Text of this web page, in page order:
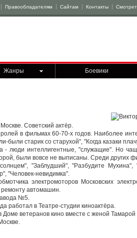
Правообладателям Сайтам Контакты
Жанры Боевики
Советский актёр.
в фильмах 60-70-х годов. Наиболее
были старик со старухой", "Когда казаки
- люди интеллигентные, "служащие". Но
были вовсе не выписаны. Среди других
"Заблудший", "Разбудите
"Человек-невидимка".
электромоторов Московских
ремонту автомашин.
№5.
работал в Театре-студии киноактёра.
ветеранов кино вместе с женой